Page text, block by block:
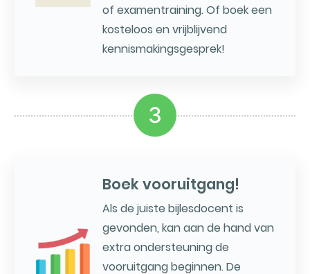
of examentraining. Of boek een
kosteloos en vrijblijvend
kennismakingsgesprek!
3
Boek vooruitgang!
Als de juiste bijlesdocent is
gevonden, kan aan de hand van
extra ondersteuning de
vooruitgang beginnen. De